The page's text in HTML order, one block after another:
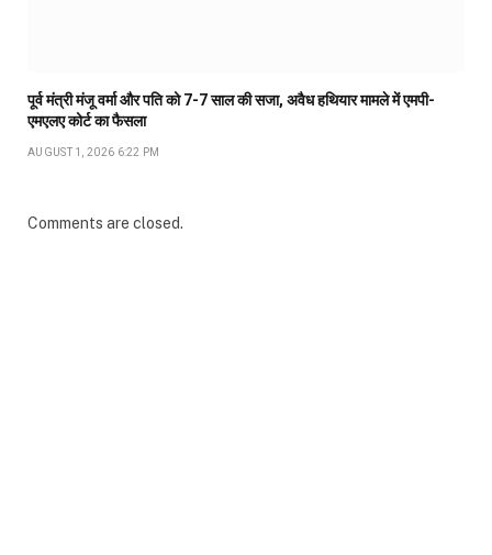
पूर्व मंत्री मंजू वर्मा और पति को 7-7 साल की सजा, अवैध हथियार मामले में एमपी-
एमएलए कोर्ट का फैसला
AUGUST 1, 2026 6:22 PM
Comments are closed.